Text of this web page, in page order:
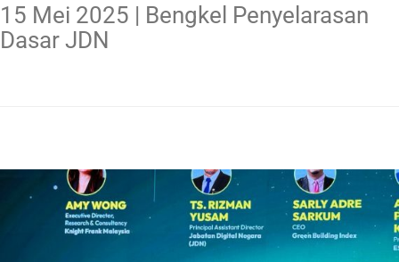
15 Mei 2025 | Bengkel Penyelarasan
Dasar JDN